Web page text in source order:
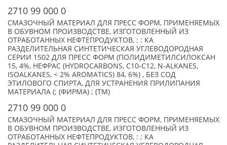
2710 99 000 0
СМАЗОЧНЫЙ МАТЕРИАЛ ДЛЯ ПРЕСС ФОРМ, ПРИМЕНЯЕМЫХ
В ОБУВНОМ ПРОИЗВОДСТВЕ, ИЗГОТОВЛЕННЫЙ ИЗ
ОТРАБОТАННЫХ НЕФТЕПРОДУКТОВ, : ; КА
РАЗДЕЛИТЕЛЬНАЯ СИНТЕТИЧЕСКАЯ УГЛЕВОДОРОДНАЯ
СЕРИИ 1502 ДЛЯ ПРЕСС ФОРМ (ПОЛИДИМЕТИЛСИЛОКСАН
15, 4%, НЕФРАС (HYDROCARBONS, C10-C12, N-ALKANES,
ISOALKANES, < 2% AROMATICS) 84, 6%) , БЕЗ СОД
ЭТИЛОВОГО СПИРТА, ДЛЯ УСТРАНЕНИЯ ПРИЛИПАНИЯ
МАТЕРИАЛА (; (ФИРМА) ; (TM)
2710 99 000 0
СМАЗОЧНЫЙ МАТЕРИАЛ ДЛЯ ПРЕСС ФОРМ, ПРИМЕНЯЕМЫХ
В ОБУВНОМ ПРОИЗВОДСТВЕ, ИЗГОТОВЛЕННЫЙ ИЗ
ОТРАБОТАННЫХ НЕФТЕПРОДУКТОВ, : ; КА